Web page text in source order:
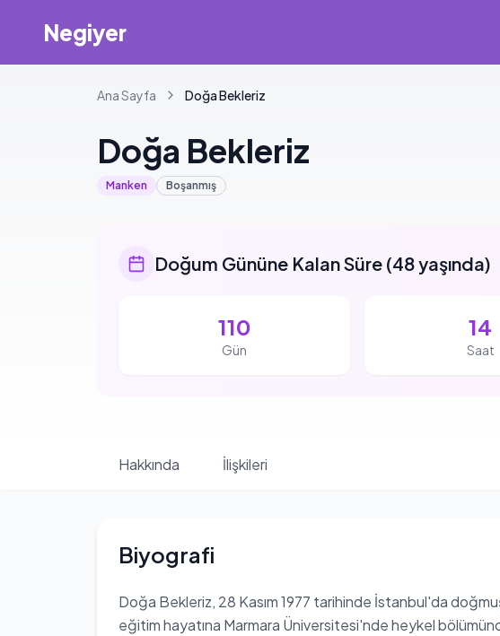
Negiyer
Ana Sayfa DoğaBekleriz
Doğa Bekleriz
Manken Boşanmış
Doğum Gününe Kalan Süre (48 yaşında)
110
Gün
14
Saat
Hakkında İlişkileri
Biyografi
Doğa Bekleriz, 28 Kasım 1977 tarihinde İstanbul'da
eğitim hayatına Marmara Üniversitesi'nde heykel